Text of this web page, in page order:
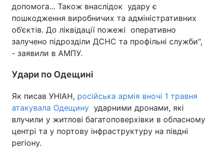
допомога... Також внаслідок удару є
пошкодження виробничих та адміністративних
об’єктів. До ліквідації пожежі оперативно
залучено підрозділи ДСНС та профільні служби",
- заявили в АМПУ.
Удари по Одещині
Як писав УНІАН, російська армія вночі 1 травня
атакувала Одещину ударними дронами, які
влучили у житлові багатоповерхівки в обласному
центрі та у портову інфраструктуру на півдні
регіону.